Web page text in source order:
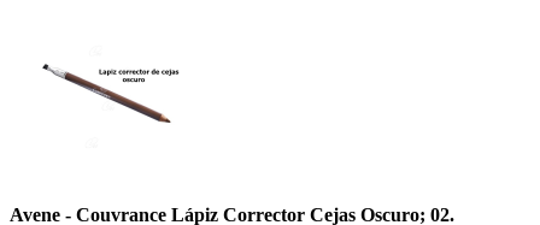
Avene - Couvrance Lápiz Corrector Cejas Oscuro; 02.